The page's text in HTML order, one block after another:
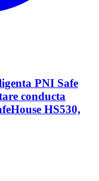
PNI Safe
conducta
HS530,